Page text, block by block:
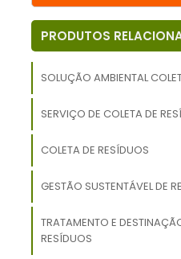
PRODUTOS
SOLUÇÃO AMBIENTAL
SERVIÇO DE COLETA DE
COLETA DE RESÍDUOS
GESTÃO SUSTENTÁVEL DE
TRATAMENTO E
RESÍDUOS